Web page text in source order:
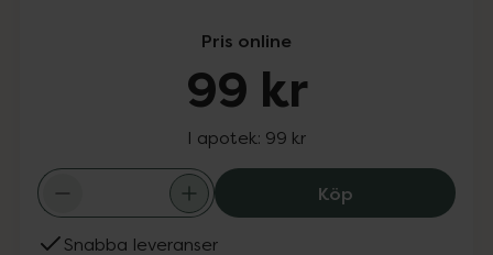
Pris online
99 kr
I apotek: 99 kr
KöpIDUN Minerals
Snabba leveranser